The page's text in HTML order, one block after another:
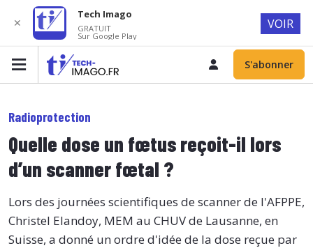
S'abonner
Radioprotection
Quelle dose un fœtus reçoit-il lors
d’un scanner fœtal ?
Lors des journées scientifiques de scanner de l'AFPPE,
Christel Elandoy, MEM au CHUV de Lausanne, en
Suisse, a donné un ordre d'idée de la dose reçue par
✕
Tech Imago
GRATUIT
Sur Google Play
VOIR